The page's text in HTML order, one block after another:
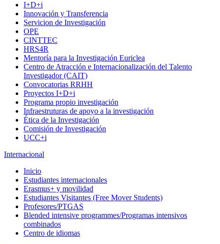
I+D+i
Innovación y Transferencia
Servicion de Investigación
OPE
CINTTEC
HRS4R
Mentoría para la Investigación Euriclea
Centro de Atracción e Internacionalización del Talento
Investigador (CAIT)
Convocatorias RRHH
Proyectos I+D+i
Programa propio investigación
Infraestruturas de apoyo a la investigación
Ética de la Investigación
Comisión de Investigación
UCC+i
Internacional
Inicio
Estudiantes internacionales
Erasmus+ y movilidad
Estudiantes Visitantes (Free Mover Students)
Profesores/PTGAS
Blended intensive programmes/Programas intensivos
combinados
Centro de idiomas